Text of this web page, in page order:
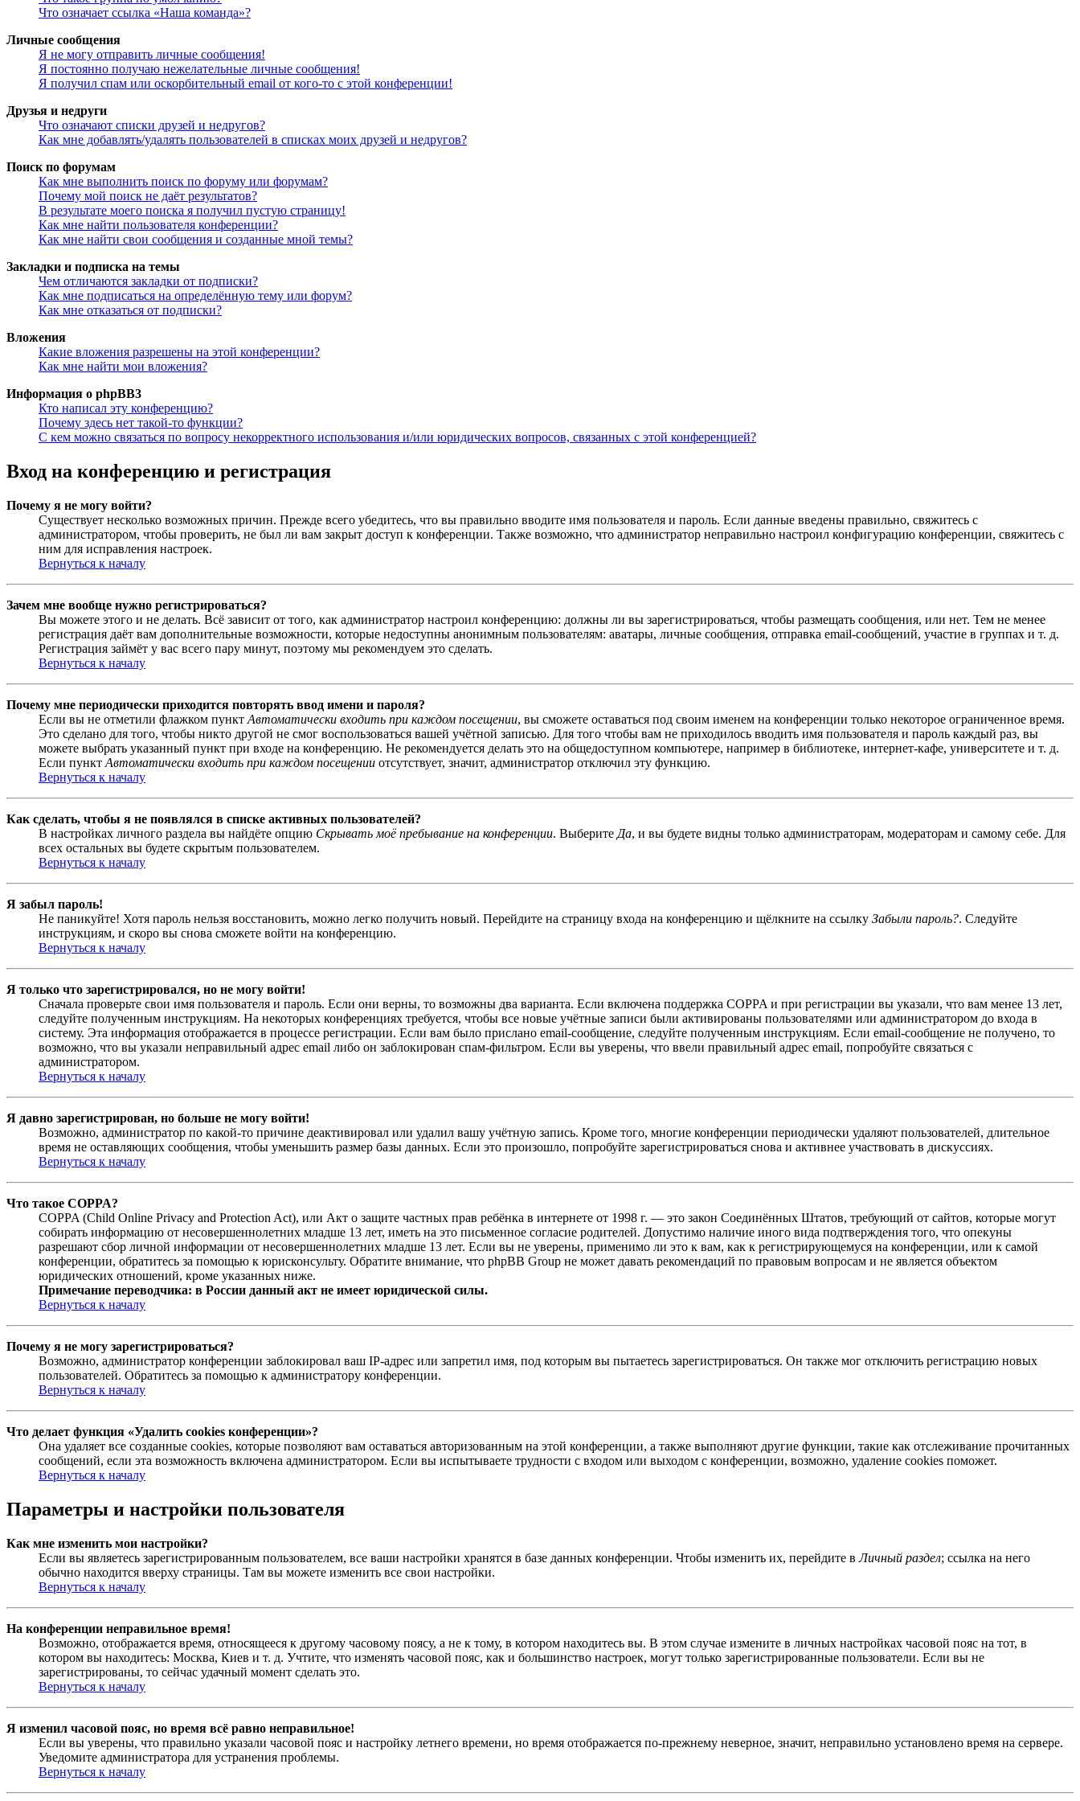
Что означает ссылка «Наша команда»?
Личные сообщения
Я не могу отправить личные сообщения!
Я постоянно получаю нежелательные личные сообщения!
Я получил спам или оскорбительный email от кого-то с этой конференции!
Друзья и недруги
Что означают списки друзей и недругов?
Как мне добавлять/удалять пользователей в списках моих друзей и недругов?
Поиск по форумам
Как мне выполнить поиск по форуму или форумам?
Почему мой поиск не даёт результатов?
В результате моего поиска я получил пустую страницу!
Как мне найти пользователя конференции?
Как мне найти свои сообщения и созданные мной темы?
Закладки и подписка на темы
Чем отличаются закладки от подписки?
Как мне подписаться на определённую тему или форум?
Как мне отказаться от подписки?
Вложения
Какие вложения разрешены на этой конференции?
Как мне найти мои вложения?
Информация о phpBB3
Кто написал эту конференцию?
Почему здесь нет такой-то функции?
С кем можно связаться по вопросу некорректного использования и/или юридических вопросов, связанных с этой конференцией?
Вход на конференцию и регистрация
Почему я не могу войти?
Существует несколько возможных причин. Прежде всего убедитесь, что вы правильно вводите имя пользователя и пароль. Если данные введены правильно, свяжитесь с
администратором, чтобы проверить, не был ли вам закрыт доступ к конференции. Также возможно, что администратор неправильно настроил конфигурацию конференции, свяжитесь с
ним для исправления настроек.
Вернуться к началу
Зачем мне вообще нужно регистрироваться?
Вы можете этого и не делать. Всё зависит от того, как администратор настроил конференцию: должны ли вы зарегистрироваться, чтобы размещать сообщения, или нет. Тем не менее
регистрация даёт вам дополнительные возможности, которые недоступны анонимным пользователям: аватары, личные сообщения, отправка email-сообщений, участие в группах и т. д.
Регистрация займёт у вас всего пару минут, поэтому мы рекомендуем это сделать.
Вернуться к началу
Почему мне периодически приходится повторять ввод имени и пароля?
Если вы не отметили флажком пункт Автоматически входить при каждом посещении, вы сможете оставаться под своим именем на конференции только некоторое ограниченное время.
Это сделано для того, чтобы никто другой не смог воспользоваться вашей учётной записью. Для того чтобы вам не приходилось вводить имя пользователя и пароль каждый раз, вы
можете выбрать указанный пункт при входе на конференцию. Не рекомендуется делать это на общедоступном компьютере, например в библиотеке, интернет-кафе, университете и т. д.
Если пункт Автоматически входить при каждом посещении отсутствует, значит, администратор отключил эту функцию.
Вернуться к началу
Как сделать, чтобы я не появлялся в списке активных пользователей?
В настройках личного раздела вы найдёте опцию Скрывать моё пребывание на конференции. Выберите Да, и вы будете видны только администраторам, модераторам и самому себе. Для
всех остальных вы будете скрытым пользователем.
Вернуться к началу
Я забыл пароль!
Не паникуйте! Хотя пароль нельзя восстановить, можно легко получить новый. Перейдите на страницу входа на конференцию и щёлкните на ссылку Забыли пароль?. Следуйте
инструкциям, и скоро вы снова сможете войти на конференцию.
Вернуться к началу
Я только что зарегистрировался, но не могу войти!
Сначала проверьте свои имя пользователя и пароль. Если они верны, то возможны два варианта. Если включена поддержка COPPA и при регистрации вы указали, что вам менее 13 лет,
следуйте полученным инструкциям. На некоторых конференциях требуется, чтобы все новые учётные записи были активированы пользователями или администратором до входа в
систему. Эта информация отображается в процессе регистрации. Если вам было прислано email-сообщение, следуйте полученным инструкциям. Если email-сообщение не получено, то
возможно, что вы указали неправильный адрес email либо он заблокирован спам-фильтром. Если вы уверены, что ввели правильный адрес email, попробуйте связаться с
администратором.
Вернуться к началу
Я давно зарегистрирован, но больше не могу войти!
Возможно, администратор по какой-то причине деактивировал или удалил вашу учётную запись. Кроме того, многие конференции периодически удаляют пользователей, длительное
время не оставляющих сообщения, чтобы уменьшить размер базы данных. Если это произошло, попробуйте зарегистрироваться снова и активнее участвовать в дискуссиях.
Вернуться к началу
Что такое COPPA?
COPPA (Child Online Privacy and Protection Act), или Акт о защите частных прав ребёнка в интернете от 1998 г. — это закон Соединённых Штатов, требующий от сайтов, которые могут
собирать информацию от несовершеннолетних младше 13 лет, иметь на это письменное согласие родителей. Допустимо наличие иного вида подтверждения того, что опекуны
разрешают сбор личной информации от несовершеннолетних младше 13 лет. Если вы не уверены, применимо ли это к вам, как к регистрирующемуся на конференции, или к самой
конференции, обратитесь за помощью к юрисконсульту. Обратите внимание, что phpBB Group не может давать рекомендаций по правовым вопросам и не является объектом
юридических отношений, кроме указанных ниже.
Примечание переводчика: в России данный акт не имеет юридической силы.
Вернуться к началу
Почему я не могу зарегистрироваться?
Возможно, администратор конференции заблокировал ваш IP-адрес или запретил имя, под которым вы пытаетесь зарегистрироваться. Он также мог отключить регистрацию новых
пользователей. Обратитесь за помощью к администратору конференции.
Вернуться к началу
Что делает функция «Удалить cookies конференции»?
Она удаляет все созданные cookies, которые позволяют вам оставаться авторизованным на этой конференции, а также выполняют другие функции, такие как отслеживание прочитанных
сообщений, если эта возможность включена администратором. Если вы испытываете трудности с входом или выходом с конференции, возможно, удаление cookies поможет.
Вернуться к началу
Параметры и настройки пользователя
Как мне изменить мои настройки?
Если вы являетесь зарегистрированным пользователем, все ваши настройки хранятся в базе данных конференции. Чтобы изменить их, перейдите вЛичный раздел; ссылка на него
обычно находится вверху страницы. Там вы можете изменить все свои настройки.
Вернуться к началу
На конференции неправильное время!
Возможно, отображается время, относящееся к другому часовому поясу, а не к тому, в котором находитесь вы. В этом случае измените в личных настройках часовой пояс на тот, в
котором вы находитесь: Москва, Киев и т. д. Учтите, что изменять часовой пояс, как и большинство настроек, могут только зарегистрированные пользователи. Если вы не
зарегистрированы, то сейчас удачный момент сделать это.
Вернуться к началу
Я изменил часовой пояс, но время всё равно неправильное!
Если вы уверены, что правильно указали часовой пояс и настройку летнего времени, но время отображается по-прежнему неверное, значит, неправильно установлено время на сервере.
Уведомите администратора для устранения проблемы.
Вернуться к началу